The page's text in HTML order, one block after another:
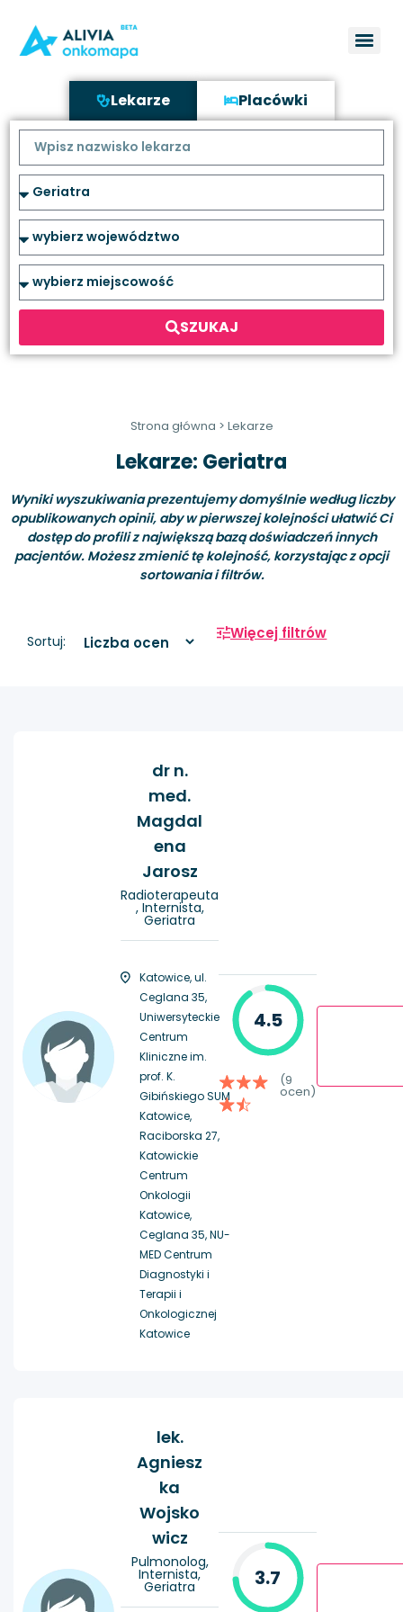
Lekarze Placówki
SZUKAJ
Strona główna > Lekarze
Lekarze: Geriatra
Wyniki wyszukiwania prezentujemy domyślnie według liczby
opublikowanych opinii, aby w pierwszej kolejności ułatwić Ci
dostęp do profili z największą bazą doświadczeń innych
pacjentów. Możesz zmienić tę kolejność, korzystając z opcji
sortowania i filtrów.
Sortuj: Więcej filtrów
dr n.
med.
Magdal
ena
Jarosz
Radioterapeuta
, Internista,
Geriatra
Katowice, ul.
Ceglana 35,
Uniwersyteckie
Centrum
Kliniczne im.
prof. K.
Gibińskiego SUM
Katowice,
Raciborska 27,
Katowickie
Centrum
Onkologii
Katowice,
Ceglana 35, NU-
MED Centrum
Diagnostyki i
Terapii i
Onkologicznej
Katowice
4.5
(9
ocen)
lek.
Agniesz
ka
Wojsko
wicz
Pulmonolog,
Internista,
Geriatra 3.7